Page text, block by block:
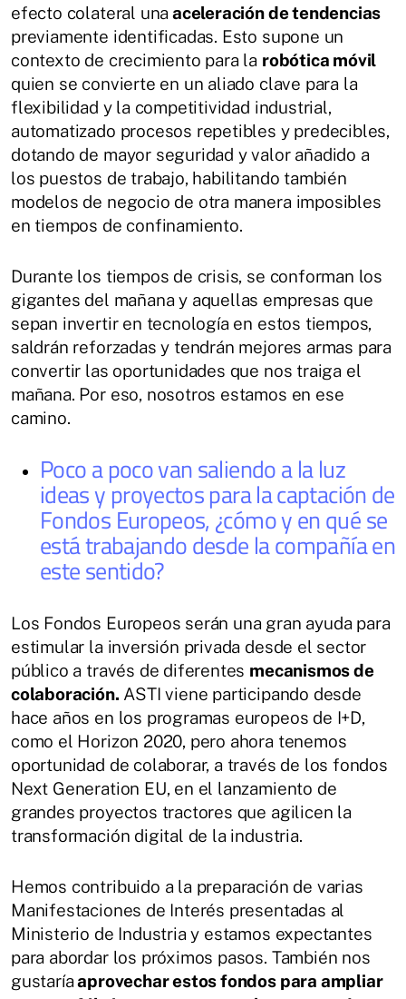
efecto colateral una aceleración de tendencias
previamente identificadas. Esto supone un
contexto de crecimiento para la robótica móvil
quien se convierte en un aliado clave para la
flexibilidad y la competitividad industrial,
automatizado procesos repetibles y predecibles,
dotando de mayor seguridad y valor añadido a
los puestos de trabajo, habilitando también
modelos de negocio de otra manera imposibles
en tiempos de confinamiento.
Durante los tiempos de crisis, se conforman los
gigantes del mañana y aquellas empresas que
sepan invertir en tecnología en estos tiempos,
saldrán reforzadas y tendrán mejores armas para
convertir las oportunidades que nos traiga el
mañana. Por eso, nosotros estamos en ese
camino.
Poco a poco van saliendo a la luz
ideas y proyectos para la captación de
Fondos Europeos, ¿cómo y en qué se
está trabajando desde la compañía en
este sentido?
Los Fondos Europeos serán una gran ayuda para
estimular la inversión privada desde el sector
público a través de diferentes mecanismos de
colaboración. ASTI viene participando desde
hace años en los programas europeos de I+D,
como el Horizon 2020, pero ahora tenemos
oportunidad de colaborar, a través de los fondos
Next Generation EU, en el lanzamiento de
grandes proyectos tractores que agilicen la
transformación digital de la industria.
Hemos contribuido a la preparación de varias
Manifestaciones de Interés presentadas al
Ministerio de Industria y estamos expectantes
para abordar los próximos pasos. También nos
gustaríaaprovechar estos fondos para ampliar